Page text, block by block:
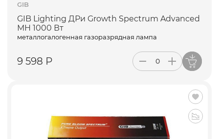
GIB
GIB Lighting ДРи Growth Spectrum Advanced
MH 1000 Вт
металлогалогенная газоразрядная лампа
9 598 Р